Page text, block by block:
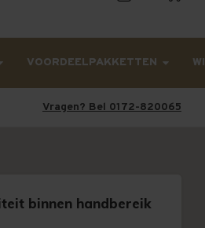
VOORDEELPAKKETTEN
Vragen? Bel 0172-820065
binnen handbereik